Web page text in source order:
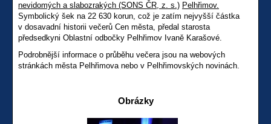
nevidomých a slabozrakých (SONS ČR, z. s.) Pelhřimov.
Symbolický šek na 22 630 korun, což je zatím nejvyšší částka
v dosavadní historii večerů Cen města, předal starosta
předsedkyni Oblastní odbočky Pelhřimov Ivaně Karašové.
Podrobnější informace o průběhu večera jsou na webových
stránkách města Pelhřimova nebo v Pelhřimovských novinách.
Obrázky